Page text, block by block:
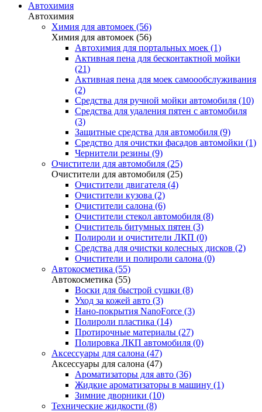
Автохимия
Автохимия
Химия для автомоек (56)
Химия для автомоек (56)
Автохимия для портальных моек (1)
Активная пена для бесконтактной мойки
(21)
Активная пена для моек самоообслуживания
(2)
Средства для ручной мойки автомобиля (10)
Средства для удаления пятен с автомобиля
(3)
Защитные средства для автомобиля (9)
Средство для очистки фасадов автомойки (1)
Чернители резины (9)
Очистители для автомобиля (25)
Очистители для автомобиля (25)
Очистители двигателя (4)
Очистители кузова (2)
Очистители салона (6)
Очистители стекол автомобиля (8)
Очиститель битумных пятен (3)
Полироли и очистители ЛКП (0)
Средства для очистки колесных дисков (2)
Очистители и полироли салона (0)
Автокосметика (55)
Автокосметика (55)
Воски для быстрой сушки (8)
Уход за кожей авто (3)
Нано-покрытия NanoForce (3)
Полироли пластика (14)
Протирочные материалы (27)
Полировка ЛКП автомобиля (0)
Аксессуары для салона (47)
Аксессуары для салона (47)
Ароматизаторы для авто (36)
Жидкие ароматизаторы в машину (1)
Зимние дворники (10)
Технические жидкости (8)